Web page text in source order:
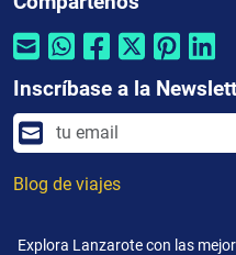
Inscríbase a la
Blog de viajes
Explora Lanzarote con las